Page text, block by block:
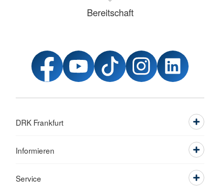
Bereitschaft
DRK Frankfurt
Informieren
Service